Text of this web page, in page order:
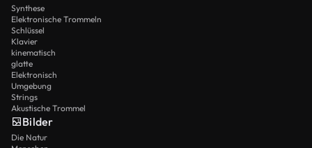
Synthese
Elektronische Trommeln
Schlüssel
Klavier
kinematisch
glatte
Elektronisch
Umgebung
Strings
Akustische Trommel
Bilder
Die Natur